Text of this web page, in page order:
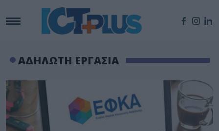
ΑΔΗΛΩΤΗ ΕΡΓΑΣΙΑ